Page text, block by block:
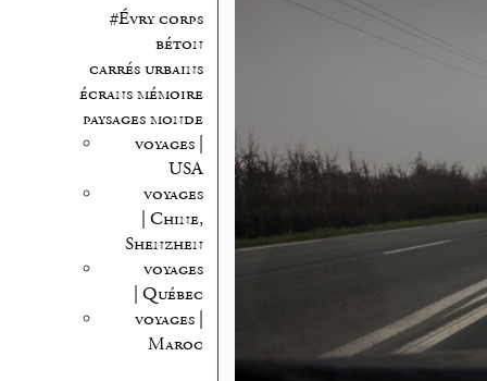
#Évry corps
béton
carrés urbains
écrans mémoire
paysages monde
voyages |
USA
voyages
| Chine,
Shenzhen
voyages
| Québec
voyages |
Maroc